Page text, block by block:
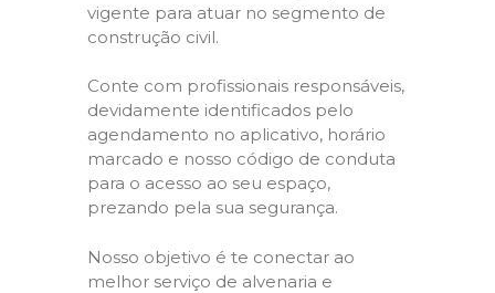
vigente para atuar no segmento de
construção civil.
Conte com profissionais responsáveis,
devidamente identificados pelo
agendamento no aplicativo, horário
marcado e nosso código de conduta
para o acesso ao seu espaço,
prezando pela sua segurança.
Nosso objetivo é te conectar ao
melhor serviço de alvenaria e